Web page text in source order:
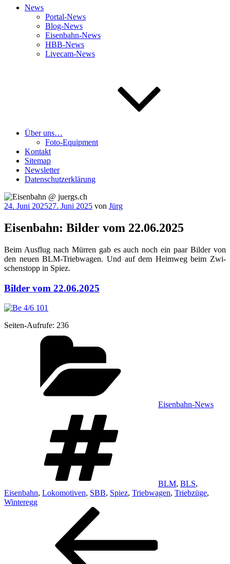
News
Portal-News
Blog-News
Eisenbahn-News
HBB-News
Livecam-News
Über uns…
Foto-Equipment
Kontakt
Sitemap
Newsletter
Datenschutzerklärung
Veröffentlicht
24. Juni 202527. Juni 2025 von Jürg
Eisenbahn: Bilder vom 22.06.2025
Beim Aus­flug nach Mür­ren gab es auch noch ein paar Bil­der von
den neu­en BLM-Trieb­wa­gen. Und auf dem Heim­weg beim Zwi­
schen­stopp in Spiez.
Bilder vom 22.06.2025
Sei­ten-Auf­ru­fe: 236
Eisenbahn-News
BLM, BLS,
Eisenbahn, Lokomotiven, SBB, Spiez, Triebwagen, Triebzüge,
Winteregg
Beitragsnavigation